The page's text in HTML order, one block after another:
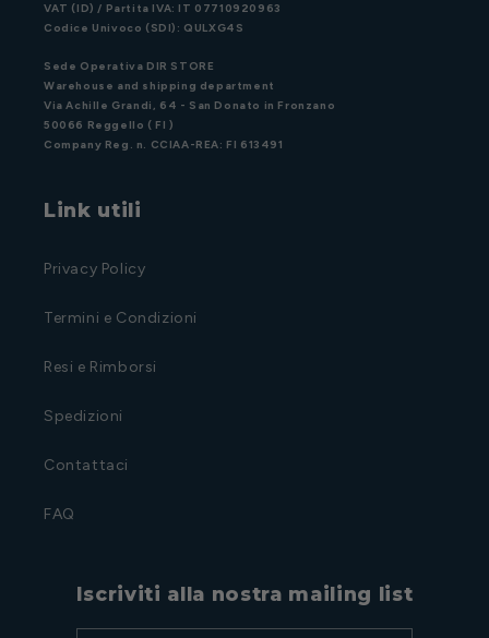
VAT (ID) / Partita IVA: IT 07710920963
Codice Univoco (SDI): QULXG4S
Sede Operativa DIR STORE
Warehouse and shipping department
Via Achille Grandi, 64 - San Donato in Fronzano
50066 Reggello ( FI )
Company Reg. n. CCIAA-REA: FI 613491
Link utili
Privacy Policy
Termini e Condizioni
Resi e Rimborsi
Spedizioni
Contattaci
FAQ
Iscriviti alla nostra mailing list